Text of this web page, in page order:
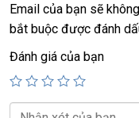
Giá : 18,9tr.
💻LAPTOP TRIỀU
💻
📞 Hotline / Zalo:
📍 Địa chỉ:60/26 Đồng
Email của bạn sẽ
bắt buộc được đánh
Đánh giá của bạn